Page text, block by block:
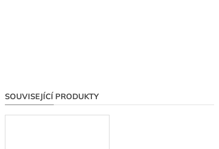
SOUVISEJÍCÍ PRODUKTY